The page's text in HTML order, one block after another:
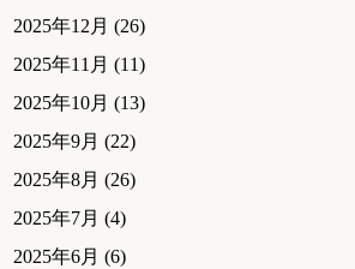
2025年12月 (26)
2025年11月 (11)
2025年10月 (13)
2025年9月 (22)
2025年8月 (26)
2025年7月 (4)
2025年6月 (6)